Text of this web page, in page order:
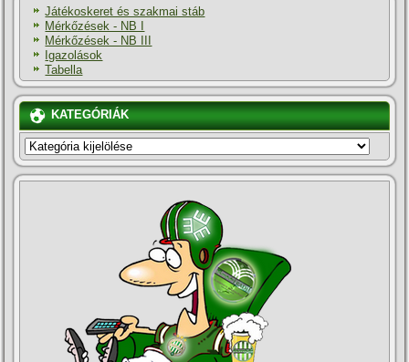
Játékoskeret és szakmai stáb
Mérkőzések - NB I
Mérkőzések - NB III
Igazolások
Tabella
KATEGÓRIÁK
KATEGÓRIÁK